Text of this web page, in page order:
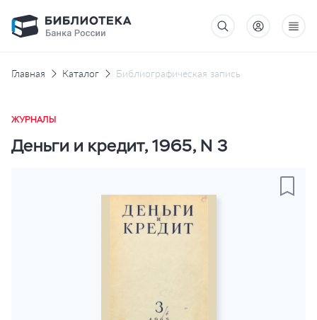
Главная Каталог Библиографическая запись
ЖУРНАЛЫ
Деньги и кредит, 1965, N 3